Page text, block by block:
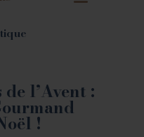
l’Avent :
!